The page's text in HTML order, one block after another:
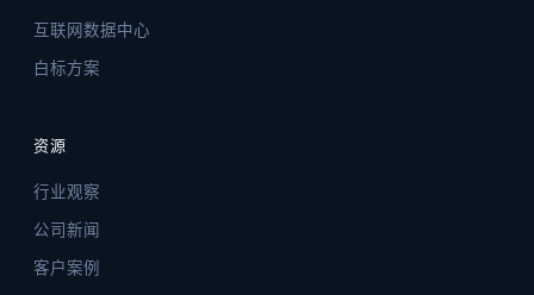
互联网数据中心
白标方案
资源
行业观察
公司新闻
客户案例